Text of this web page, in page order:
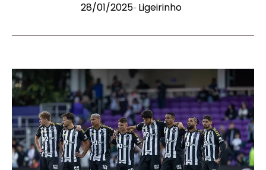
28/01/2025- Ligeirinho